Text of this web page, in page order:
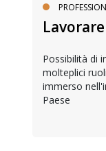
Possibilità di
molteplici
immerso
Paese